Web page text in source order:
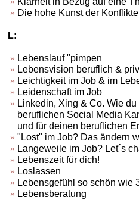
Die hohe Kunst der Konflikte
L:
Lebenslauf "pimpen
Lebensvision beruflich &
Leichtigkeit im Job & im
Leidenschaft im Job
Linkedin, Xing & Co. Wie
beruflichen Social Media
und für deinen beruflichen
"Lost" im Job? Das ändern
Langeweile im Job? Let´s
Lebenszeit für dich!
Loslassen
Lebensgefühl so schön wie
Lebensberatung